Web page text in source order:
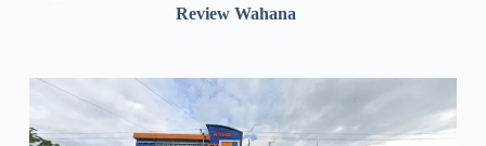
Review Wahana